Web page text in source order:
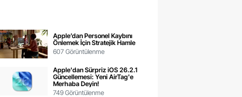
Apple’dan Personel Kaybını
Önlemek İçin Stratejik Hamle
607 Görüntülenme
Apple'dan Sürpriz iOS 26.2.1
Güncellemesi: Yeni AirTag'e
Merhaba Deyin!
749 Görüntülenme